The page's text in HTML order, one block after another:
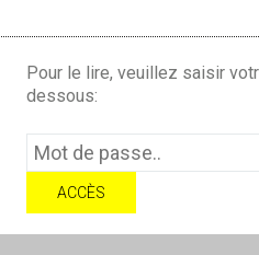
Pour le lire, veuillez saisir
dessous: